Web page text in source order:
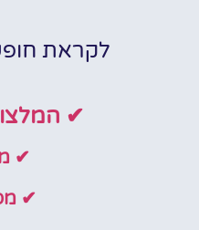
לקראת
✔
✔
✔